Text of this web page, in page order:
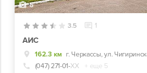
6
3.5 1
АИС
162.3 км г. Черкассы, ул.
(047) 271-01-ХХ
+ еще 5